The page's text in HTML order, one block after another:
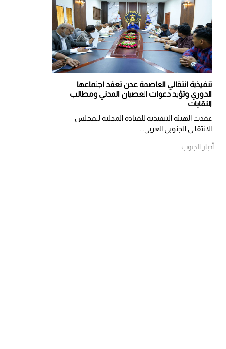
تنفيذية انتقالي العاصمة عدن تعقد اجتماعها
الدوري وتؤيد دعوات العصيان المدني ومطالب
النقابات
​عقدت الهيئة التنفيذية للقيادة المحلية للمجلس
الانتقالي الجنوبي العربي...
أخبار الجنوب